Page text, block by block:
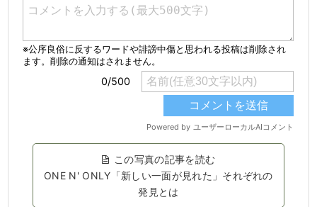
この写真の記事を読む
ONE N' ONLY「新しい一面が見れた」それぞれの
発見とは